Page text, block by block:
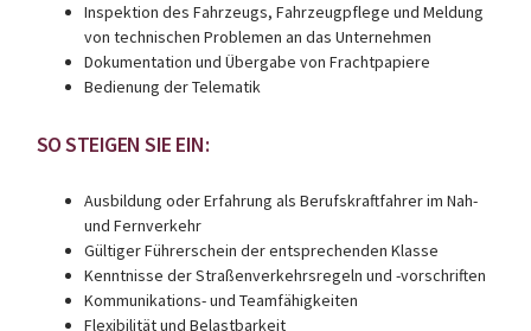
Inspektion des Fahrzeugs, Fahrzeugpflege und Meldung
von technischen Problemen an das Unternehmen
Dokumentation und Übergabe von Frachtpapiere
Bedienung der Telematik
SO STEIGEN SIE EIN:
Ausbildung oder Erfahrung als Berufskraftfahrer im Nah-
und Fernverkehr
Gültiger Führerschein der entsprechenden Klasse
Kenntnisse der Straßenverkehrsregeln und -vorschriften
Kommunikations- und Teamfähigkeiten
Flexibilität und Belastbarkeit